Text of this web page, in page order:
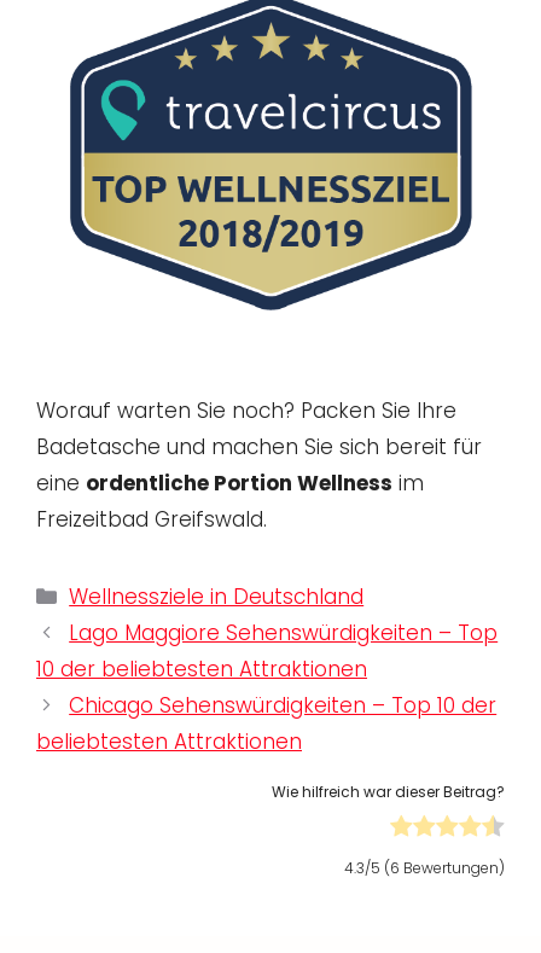
Worauf warten Sie noch? Packen Sie Ihre
Badetasche und machen Sie sich bereit für
eine ordentliche Portion Wellness im
Freizeitbad Greifswald.
Kategorien
Wellnessziele in Deutschland
Lago Maggiore Sehenswürdigkeiten – Top
10 der beliebtesten Attraktionen
Chicago Sehenswürdigkeiten – Top 10 der
beliebtesten Attraktionen
Wie hilfreich war dieser Beitrag?
4.3/5 (6 Bewertungen)